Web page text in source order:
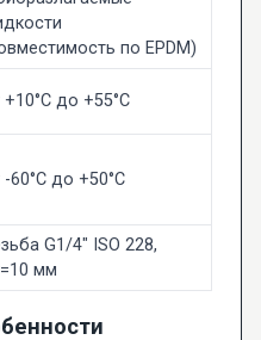
по EPDM)
+10°С до +55°С
-60°С до +50°С
G1/4" ISO 228,
мм